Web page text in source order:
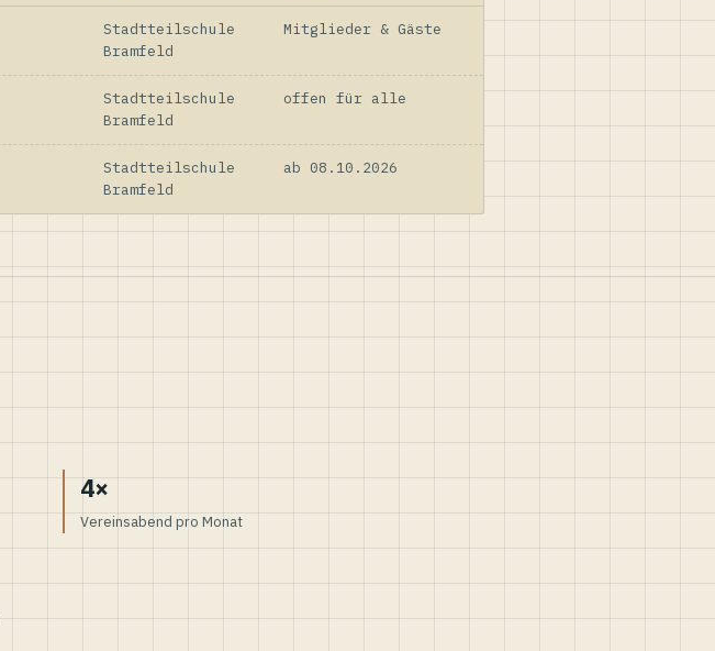
Stadtteilschule
Bramfeld
Mitglieder & Gäste
Stadtteilschule
Bramfeld
offen für alle
Stadtteilschule
Bramfeld
ab 08.10.2026
4×
Vereinsabend pro Monat